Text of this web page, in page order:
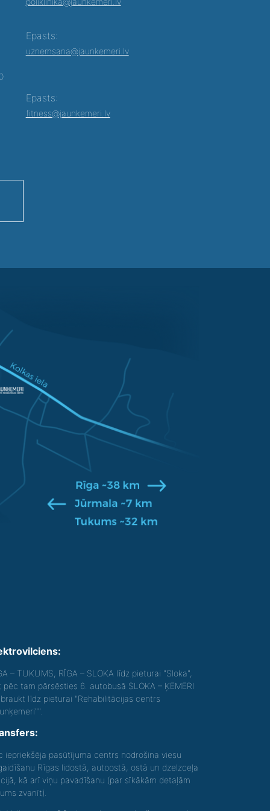
Epasts:
uznemsana@jaunkemeri.lv
Epasts:
fitness@jaunkemeri.lv
– TUKUMS, RĪGA – SLOKA līdz pieturai "Sloka",
pēc tam pārsēsties 6. autobusā SLOKA – ĶEMERI
līdz pieturai "Rehabilitācijas centrs
iepriekšēja pasūtījuma centrs nodrošina viesu
Rīgas lidostā, autoostā, ostā un dzelzceļa
kā arī viņu pavadīšanu (par sīkākām detaļām
zvanīt).